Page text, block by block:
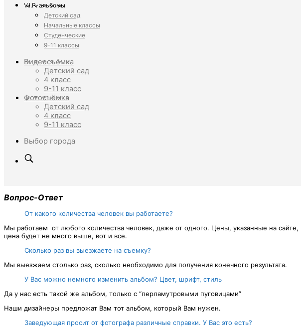
V.I.P. альбомы
Детский сад
Начальные классы
Студенческие
9-11 классы
Видеосъёмка
Детский сад
4 класс
9-11 класс
Фотосъёмка
Детский сад
4 класс
9-11 класс
Выбор города
Вопрос-Ответ
От какого количества человек вы работаете?
Мы работаем от любого количества человек, даже от одного. Цены, указанные на
цена будет не много выше, вот и все.
Сколько раз вы выезжаете на съемку?
Мы выезжаем столько раз, сколько необходимо для получения конечного результата.
У Вас можно немного изменить альбом? Цвет, шрифт, стиль
Да у нас есть такой же альбом, только с “перламутровыми пуговицами”
Наши дизайнеры предложат Вам тот альбом, который Вам нужен.
Заведующая просит от фотографа различные справки. У Вас это есть?